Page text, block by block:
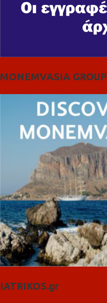
MONEMVASIA GROUP
IATRIKOS.gr